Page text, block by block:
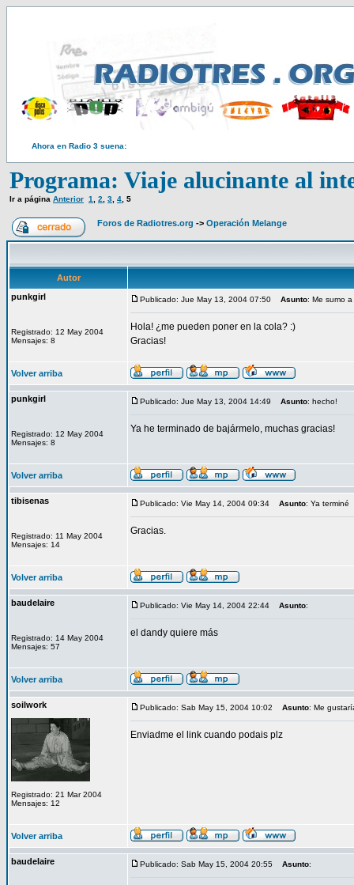
Ahora en Radio 3 suena:
Programa: Viaje alucinante al
Ir a página Anterior 1 2 3 4 5
Foros de Radiotres.org -> Operación Melange
Autor
punkgirl
Registrado: 12 May 2004
Mensajes: 8
Publicado: Jue May 13, 2004 07:50 Asunto: Me sumo
Hola! ¿me pueden poner en la cola? :)
Gracias!
Volver arriba
punkgirl
Registrado: 12 May 2004
Mensajes: 8
Publicado: Jue May 13, 2004 14:49 Asunto: hecho!
Ya he terminado de bajármelo, muchas gracias!
Volver arriba
tibisenas
Registrado: 11 May 2004
Mensajes: 14
Publicado: Vie May 14, 2004 09:34 Asunto: Ya terminé
Gracias.
Volver arriba
baudelaire
Registrado: 14 May 2004
Mensajes: 57
Publicado: Vie May 14, 2004 22:44 Asunto:
el dandy quiere más
Volver arriba
soilwork
Registrado: 21 Mar 2004
Mensajes: 12
Publicado: Sab May 15, 2004 10:02 Asunto: Me
Enviadme el link cuando podais plz
Volver arriba
baudelaire Publicado: Sab May 15, 2004 20:55 Asunto: